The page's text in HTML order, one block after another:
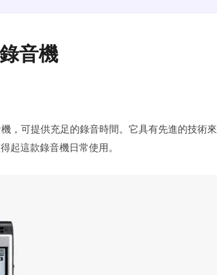
音機
，可提供充足的錄音時間。它具有先進的技術來
起這款錄音機日常使用。